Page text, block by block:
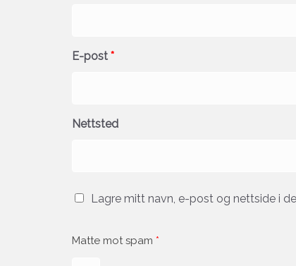
E-post *
Nettsted
Lagre mitt navn, e-post og nettside i
Matte mot spam *